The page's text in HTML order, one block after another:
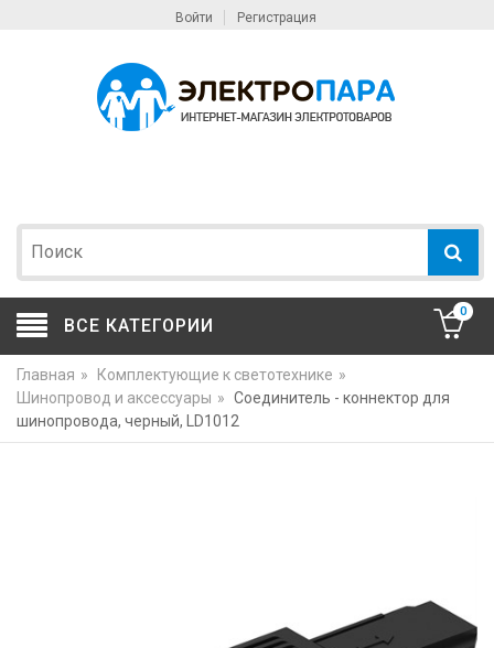
Войти Регистрация
ВСЕ КАТЕГОРИИ
0
Главная » Комплектующие к светотехнике »
Шинопровод и аксессуары » Cоединитель - коннектор для
шинопровода, черный, LD1012